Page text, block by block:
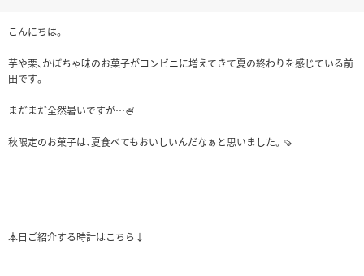
こんにちは。
芋や栗、かぼちゃ味のお菓子がコンビニに増えてきて夏の終わりを感じている前
田です。
まだまだ全然暑いですが…🍧
秋限定のお菓子は、夏食べてもおいしいんだなぁと思いました。🍠
本日ご紹介する時計はこちら↓